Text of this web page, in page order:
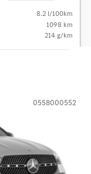
8.2 l/100km
1098 km
214g/km
0558000552